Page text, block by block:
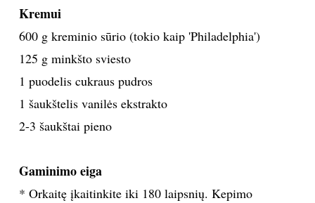
Kremui
600 g kreminio sūrio (tokio kaip 'Philadelphia')
125 g minkšto sviesto
1 puodelis cukraus pudros
1 šaukštelis vanilės ekstrakto
2-3 šaukštai pieno
Gaminimo eiga
* Orkaitę įkaitinkite iki 180 laipsnių. Kepimo